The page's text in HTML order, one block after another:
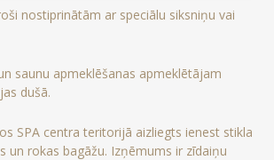
nostiprinātām ar speciālu siksniņu vai
saunu apmeklēšanas apmeklētājam
dušā.
SPA centra teritorijā aizliegts ienest stikla
un rokas bagāžu. Izņēmums ir zīdaiņu